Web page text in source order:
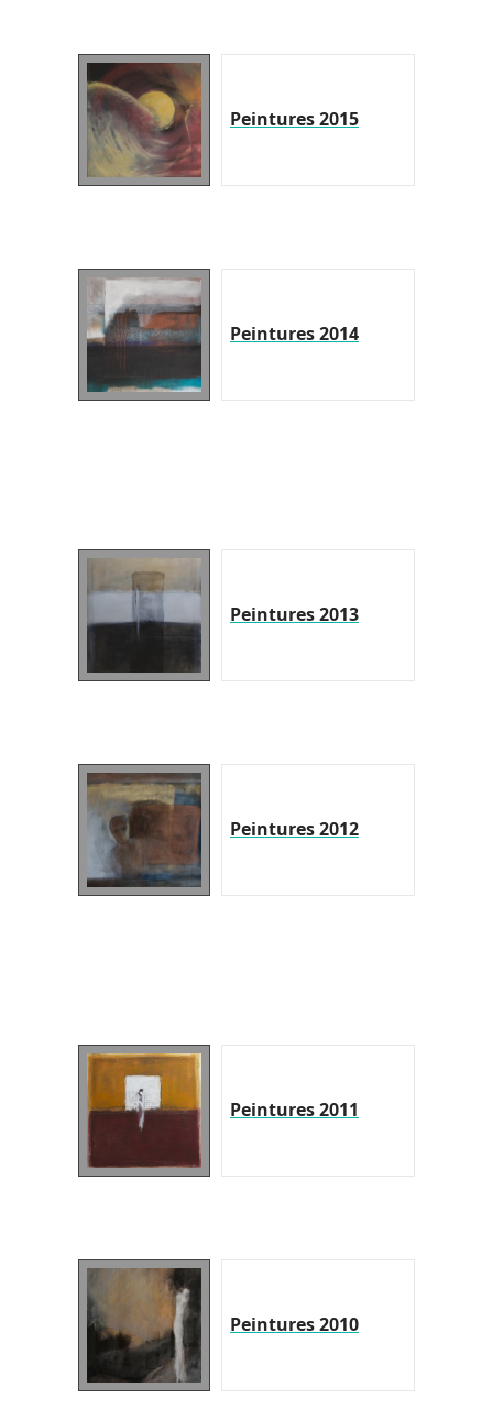
Peintures 2015
Peintures 2014
Peintures 2013
Peintures 2012
Peintures 2011
Peintures 2010